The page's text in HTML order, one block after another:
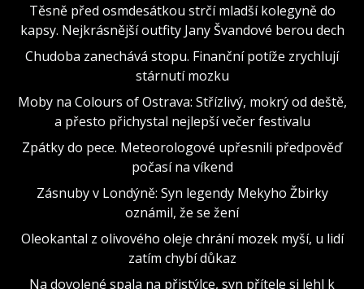
Těsně před osmdesátkou strčí mladší kolegyně do
kapsy. Nejkrásnější outfity Jany Švandové berou dech
Chudoba zanechává stopu. Finanční potíže zrychlují
stárnutí mozku
Moby na Colours of Ostrava: Střízlivý, mokrý od deště,
a přesto přichystal nejlepší večer festivalu
Zpátky do pece. Meteorologové upřesnili předpověď
počasí na víkend
Zásnuby v Londýně: Syn legendy Mekyho Žbirky
oznámil, že se žení
Oleokantal z olivového oleje chrání mozek myší, u lidí
zatím chybí důkaz
Na dovolené spala na přistýlce, syn přítele si lehl k